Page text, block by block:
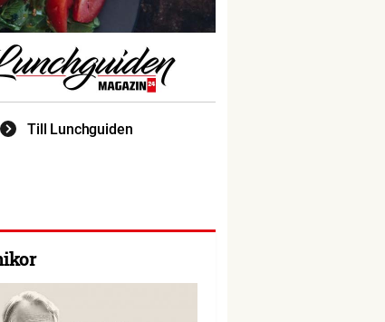
Till Lunchguiden